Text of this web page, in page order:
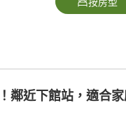
按房型
鄰近下館站，適合